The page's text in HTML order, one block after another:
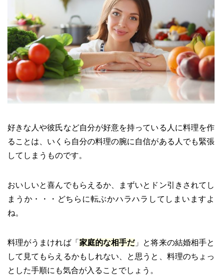
好きな人や彼氏など自分が好意を持っている人に料理を作
ることは、いくら自分の料理の腕に自信がある人でも緊張
してしまうものです。
おいしいと喜んでもらえるか、まずいとドン引きされてし
まうか・・・どちらに転ぶかハラハラしてしまいますよ
ね。
料理がうまければ「 家庭的な相手だ」と将来の結婚相手と
して見てもらえるかもしれない、と思うと、料理のちょっ
とした手順にも気合が入ることでしょう。